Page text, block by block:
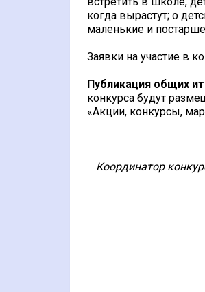
когда вырастут; о
маленькие и
Заявки на участие в
Публикация общих
конкурса будут
«Акции, конкурсы,
Координатор